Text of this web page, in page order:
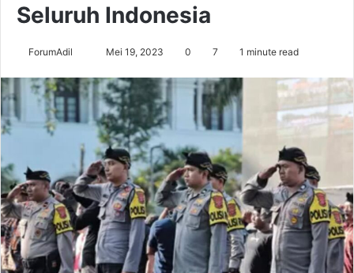
Seluruh Indonesia
ForumAdil
email
Mei 19, 2023 0 7 1 minute read